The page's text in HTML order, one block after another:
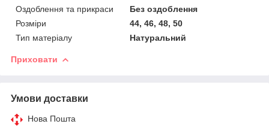
Оздоблення та прикраси
Без оздоблення
Розміри
44, 46, 48, 50
Тип матеріалу
Натуральний
Приховати
Умови доставки
Нова Пошта